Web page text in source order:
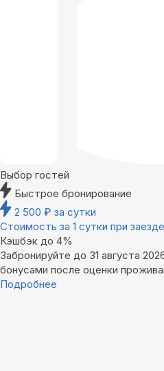
Выбор гостей
Быстрое бронирование
2 500 ₽ за сутки
Стоимость за 1 сутки при
Кэшбэк до 4%
Забронируйте до 31 августа
бонусами после оценки
Подробнее